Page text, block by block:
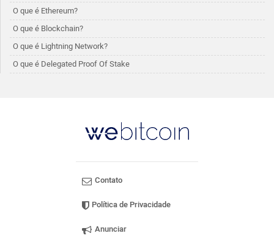
O que é Ethereum?
O que é Blockchain?
O que é Lightning Network?
O que é Delegated Proof Of Stake
Contato
Política de Privacidade
Anunciar